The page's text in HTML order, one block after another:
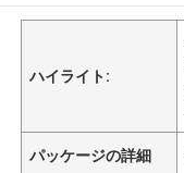
ハイライト:
パッケージの詳細